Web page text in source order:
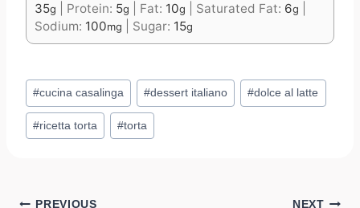
35g Protein: 5g Fat: 10g Saturated Fat: 6g
Sodium: 100mg Sugar: 15g
Post
Tags:
#cucina casalinga #dessert italiano #dolce al latte
#ricetta torta #torta
PREVIOUS NEXT